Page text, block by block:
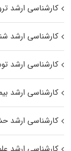
کارشناسی ارشد
کارشناسی ارشد
کارشناسی ارشد
کارشناسی ارشد
کارشناسی ارشد